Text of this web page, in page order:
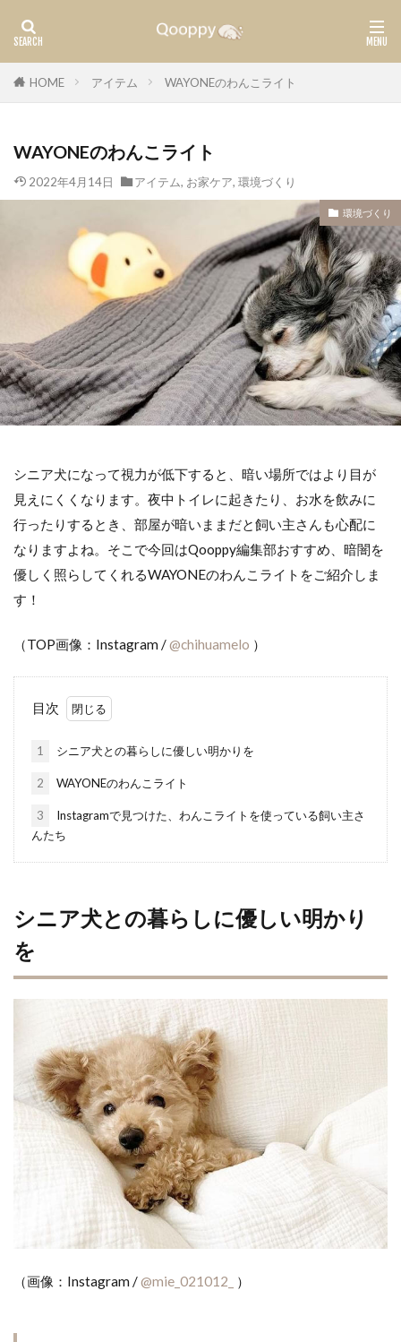
HOME アイテム WAYONEのわんこライト
WAYONEのわんこライト
2022年4月14日 アイテム, お家ケア, 環境づくり
環境づくり
シニア犬になって視力が低下すると、暗い場所ではより目が
見えにくくなります。夜中トイレに起きたり、お水を飲みに
行ったりするとき、部屋が暗いままだと飼い主さんも心配に
なりますよね。そこで今回はQooppy編集部おすすめ、暗闇を
優しく照らしてくれるWAYONEのわんこライトをご紹介しま
す！
（TOP画像：Instagram /@chihuamelo ）
目次
1 シニア犬との暮らしに優しい明かりを
2 WAYONEのわんこライト
3
Instagramで見つけた、わんこライトを使っている飼い主さ
んたち
シニア犬との暮らしに優しい明かり
を
（画像：Instagram /@mie_021012_ ）
カテゴリー
タグ
腫瘍 ガン